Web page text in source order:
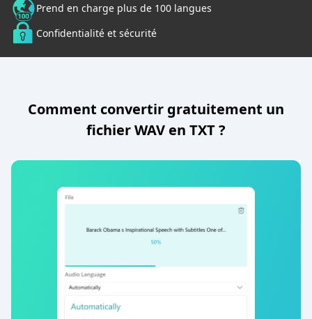
Prend en charge plus de 100 langues
Confidentialité et sécurité
Comment convertir gratuitement un
fichier WAV en TXT ?